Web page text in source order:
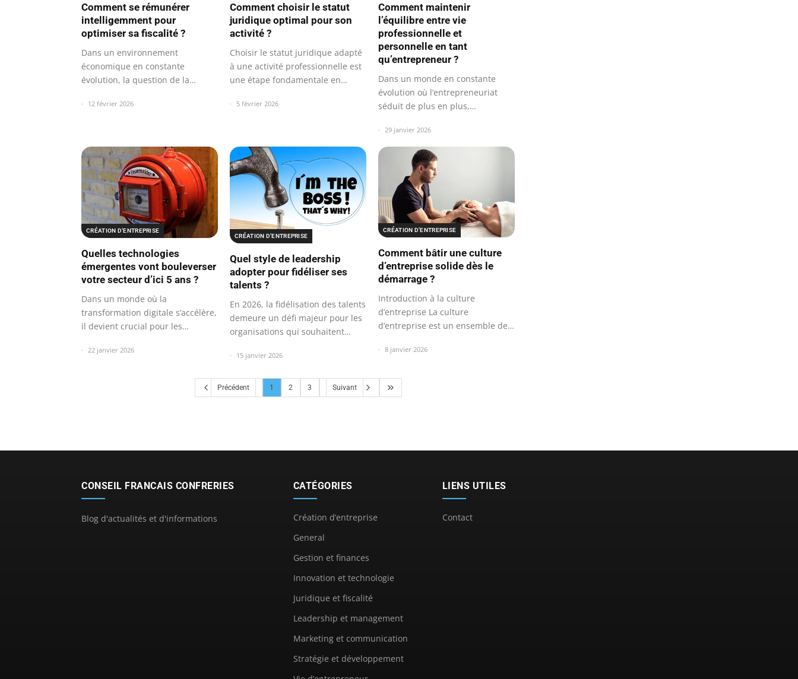
Comment se rémunérer
intelligemment pour
optimiser sa fiscalité ?
Dans un environnement
économique en constante
évolution, la question de la
12 février 2026
Comment choisir le statut
juridique optimal pour son
activité ?
Choisir le statut juridique adapté
à une activité professionnelle est
une étape fondamentale en…
5 février 2026
Comment maintenir
l’équilibre entre vie
professionnelle et
personnelle en tant
qu’entrepreneur ?
Dans un monde en constante
évolution où l’entrepreneuriat
séduit de plus en plus,
29 janvier 2026
CRÉATION D’ENTREPRISE
Quelles technologies
émergentes vont bouleverser
votre secteur d’ici 5 ans ?
Dans un monde où la
transformation digitale s’accélère,
il devient crucial pour les
22 janvier 2026
CRÉATION D’ENTREPRISE
Quel style de leadership
adopter pour fidéliser ses
talents ?
En 2026, la fidélisation des talents
demeure un défi majeur pour les
organisations qui souhaitent…
15 janvier 2026
CRÉATION D’ENTREPRISE
Comment bâtir une culture
d’entreprise solide dès le
démarrage ?
Introduction à la culture
d’entreprise La culture
d’entreprise est un ensemble de
8 janvier 2026
Précédent 1 2 3 Suivant
CONSEIL FRANCAIS CONFRERIES
Blog d'actualités et d'informations
CATÉGORIES
Création d’entreprise
General
Gestion et finances
Innovation et technologie
Juridique et fiscalité
Leadership et management
Marketing et communication
Stratégie et développement
LIENS UTILES
Contact